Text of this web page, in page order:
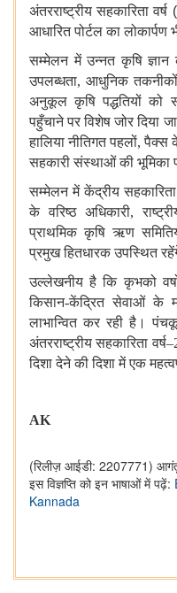
अंतरराष्ट्रीय सहकारिता वर्ष
आधारित पोर्टल का लोकार्पण
सम्मेलन में उन्नत कृषि ज्ञान
उपलब्धता, आधुनिक तकनीकों
अनुकूल कृषि पद्धतियों को
पहुँचाने पर विशेष जोर दिया
हालिया नीतिगत पहलों,पैक्स
सहकारी संस्थाओं की भूमिका
सम्मेलन में केंद्रीय सहकारिता
के वरिष्ठ अधिकारी,
प्राथमिक कृषि ऋण
प्रमुख हितधारक उपस्थित
उल्लेखनीय है कि कृभको
किसान-केंद्रित सेवाओं के
लाभान्वित कर रही है।
अंतरराष्ट्रीय सहकारिता वर्ष
दिशा देने की दिशा में एक
AK
(रिलीज़ आईडी: 2207771)
इस विज्ञप्ति को इन भाषाओं में पढ़ें:
Kannada